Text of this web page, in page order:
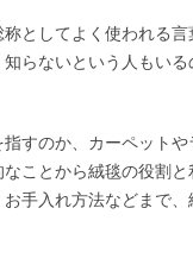
としてよく使われる
らないという人もいる
すのか、カーペットや
ことから絨毯の役割
手入れ方法などまで、